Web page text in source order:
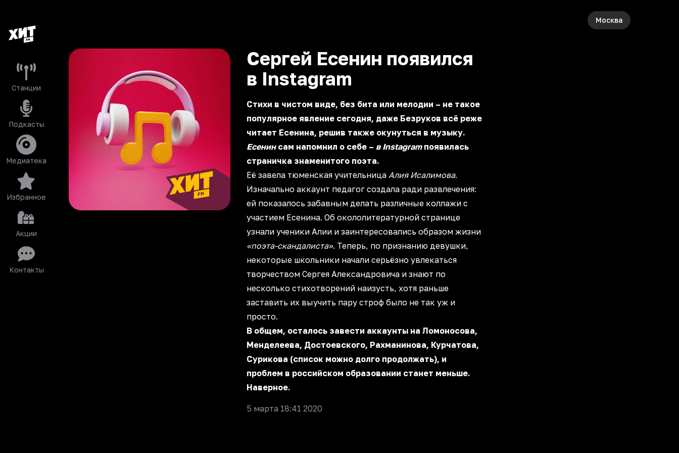
Станции
Подкасты
Медиатека
Избранное
Акции
Контакты
Москва
Сергей Есенин появился
в Instagram
Стихи в чистом виде, без бита или мелодии – не такое
популярное явление сегодня, даже Безруков всё реже
читает Есенина, решив также окунуться в музыку.
Есенинсам напомнил о себе – в Instagramпоявилась
страничка знаменитого поэта.
Её завела тюменская учительница Алия Исалимова.
Изначально аккаунт педагог создала ради развлечения:
ей показалось забавным делать различные коллажи с
участием Есенина. Об окололитературной странице
узнали ученики Алии и заинтересовались образом жизни
«поэта-скандалиста». Теперь, по признанию девушки,
некоторые школьники начали серьёзно увлекаться
творчеством Сергея Александровича и знают по
несколько стихотворений наизусть, хотя раньше
заставить их выучить пару строф было не так уж и
просто.
В общем, осталось завести аккаунты на Ломоносова,
Менделеева, Достоевского, Рахманинова, Курчатова,
Сурикова (список можно долго продолжать), и
проблем в российском образовании станет меньше.
Наверное.
5 марта 18:41 2020